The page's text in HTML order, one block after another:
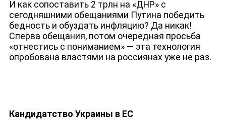
И как сопоставить 2 трлн на «ДНР» с
сегодняшними обещаниями Путина победить
бедность и обуздать инфляцию? Да никак!
Сперва обещания, потом очередная просьба
«отнестись с пониманием» — эта технология
опробована властями на россиянах уже не раз.
Кандидатство Украины в ЕС